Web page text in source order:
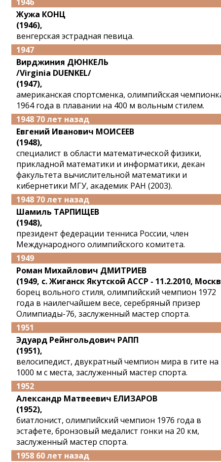
Жужа КОНЦ
(1946),
венгерская эстрадная певица.
1947
Вирджиния ДЮНКЕЛЬ
/Virginia DUENKEL/
(1947),
американская спортсменка, олимпийская
1964 года в плавании на 400 м вольным стилем.
1948 70 лет назад
Евгений Иванович МОИСЕЕВ
(1948),
специалист в области математической физики,
прикладной математики и информатики, декан
факультета вычислительной математики и
кибернетики МГУ, академик РАН (2003).
1948 70 лет назад
Шамиль ТАРПИЩЕВ
(1948),
президент федерации тенниса России, член
Международного олимпийского комитета.
1949
Роман Михайлович ДМИТРИЕВ
(1949, с. Жиганск Якутской АССР - 11.2.2010,
борец вольного стиля, олимпийский чемпион 1972
года в наилегчайшем весе, серебряный призер
Олимпиады-76, заслуженный мастер спорта.
1951
Эдуард Рейнгольдович РАПП
(1951),
велосипедист, двукратный чемпион мира в гите на
1000 м с места, заслуженный мастер спорта.
1952
Александр Матвеевич ЕЛИЗАРОВ
(1952),
биатлонист, олимпийский чемпион 1976 года в
эстафете, бронзовый медалист гонки на 20 км,
заслуженный мастер спорта.
1958 60 лет назад